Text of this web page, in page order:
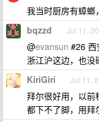
我当时厨房有蟑螂
bqzzd Jul 11,
@evansun #26 西
浙江沪这边，也没
KiriGiri Jul 11,
拜尔很好用，以前
都下不了脚，用拜